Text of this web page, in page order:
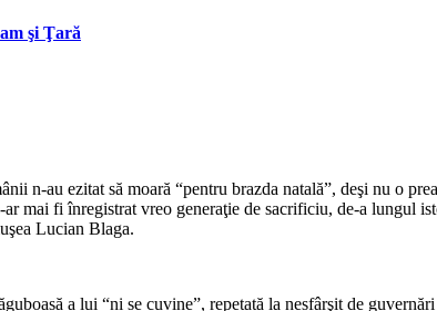
şi Ţară
n-au ezitat să moară “pentru brazda natală”, deşi nu o
ar mai fi înregistrat vreo generaţie de sacrificiu, de-a
Lucian Blaga.
a lui “ni se cuvine”, repetată la nesfârşit de